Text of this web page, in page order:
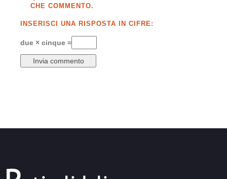
CHE COMMENTO.
INSERISCI UNA RISPOSTA IN CIFRE:
due × cinque =